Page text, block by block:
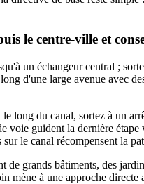
le centre-ville et
un échangeur central ;
d'une large avenue avec
long du canal, sortez à un
voie guident la dernière
le canal récompensent la
de grands bâtiments, des
mène à une approche